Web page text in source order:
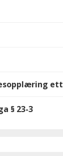
§ 23-3